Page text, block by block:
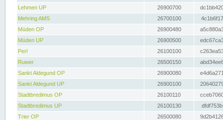
Lehmen UP
26900700
Mehring AMS
26700100
Müden OP
26900480
Müden UP
26900500
Perl
26100100
Ruwer
26500150
Sankt Aldegund OP
26900080
Sankt Aldegund UP
26900100
Stadtbredimus OP
26100110
Stadtbredimus UP
26100130
Trier OP
26500080